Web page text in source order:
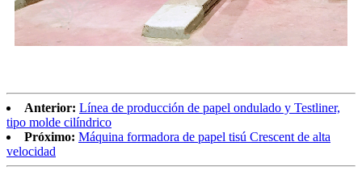
Anterior: Línea de producción de papel ondulado y Testliner,
tipo molde cilíndrico
Próximo: Máquina formadora de papel tisú Crescent de alta
velocidad